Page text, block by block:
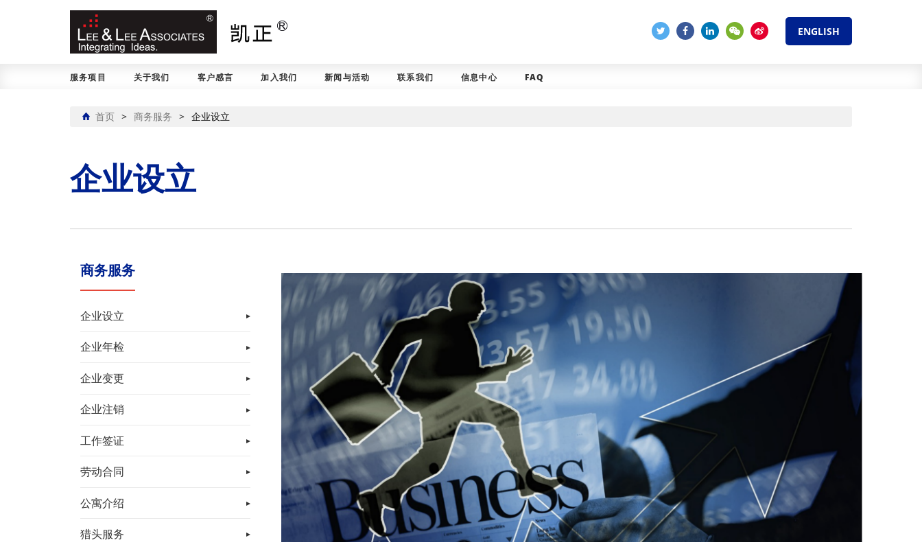
ENGLISH
服务项目 关于我们 客户感言 加入我们 新闻与活动 联系我们 信息中心 FAQ
首页 > 商务服务 > 企业设立
企业设立
商务服务
企业设立
企业年检
企业变更
企业注销
工作签证
劳动合同
公寓介绍
猎头服务